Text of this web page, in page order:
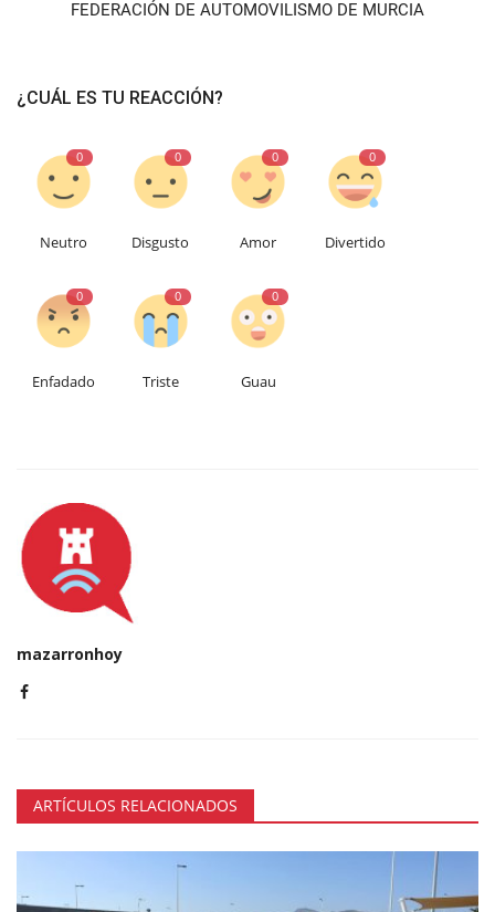
FEDERACIÓN DE AUTOMOVILISMO DE MURCIA
¿CUÁL ES TU REACCIÓN?
0
Neutro
0
Disgusto
0
Amor
0
Divertido
0
Enfadado
0
Triste
0
Guau
mazarronhoy
ARTÍCULOS RELACIONADOS